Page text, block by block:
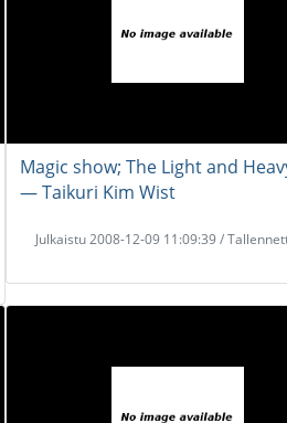
Magic show; The Light and
― Taikuri Kim Wist
Julkaistu 2008-12-09 11:09:39 /